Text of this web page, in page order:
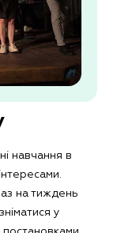
навчання в
на тиждень
у